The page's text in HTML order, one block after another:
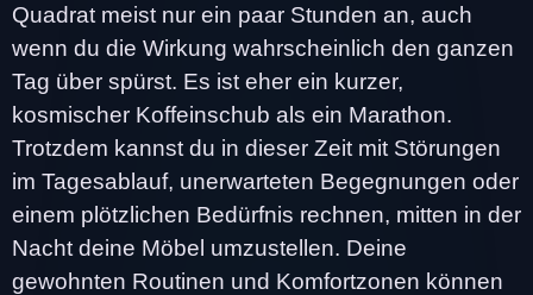
Quadrat meist nur ein paar Stunden an, auch
wenn du die Wirkung wahrscheinlich den ganzen
Tag über spürst. Es ist eher ein kurzer,
kosmischer Koffeinschub als ein Marathon.
Trotzdem kannst du in dieser Zeit mit Störungen
im Tagesablauf, unerwarteten Begegnungen oder
einem plötzlichen Bedürfnis rechnen, mitten in der
Nacht deine Möbel umzustellen. Deine
gewohnten Routinen und Komfortzonen können